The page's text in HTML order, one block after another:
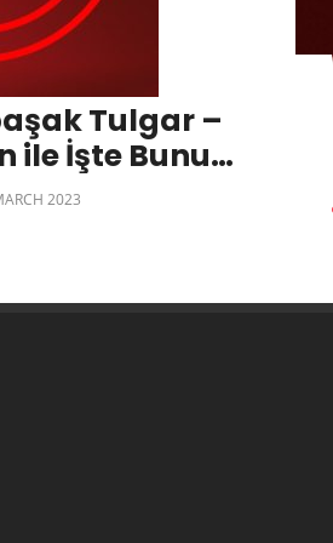
Tulgar –
ile İşte Bunu
Endüstri
2023